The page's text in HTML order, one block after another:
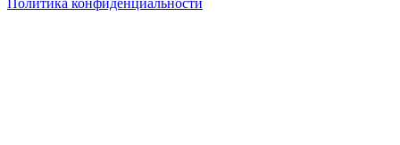
Политика конфиденциальности